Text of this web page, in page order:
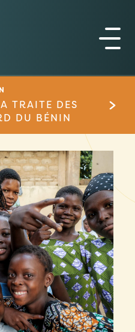
TRAITE DES
DU BÉNIN